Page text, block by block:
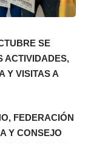
SE
ACTIVIDADES,
Y VISITAS A
FEDERACIÓN
Y CONSEJO